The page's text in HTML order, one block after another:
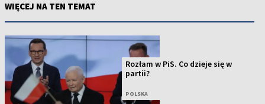
WIĘCEJ NA TEN TEMAT
Rozłam w PiS. Co dzieje się w
partii?
POLSKA